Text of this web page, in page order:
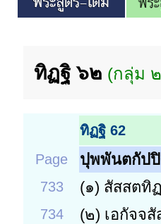
ทิฏฐิ ๖๒ (กลุ่ม
ทิฏฐิ 62
Page
ปุพพันตกัป
733 (๑) สัสสตทิ
734 (๒) เอกัจจ